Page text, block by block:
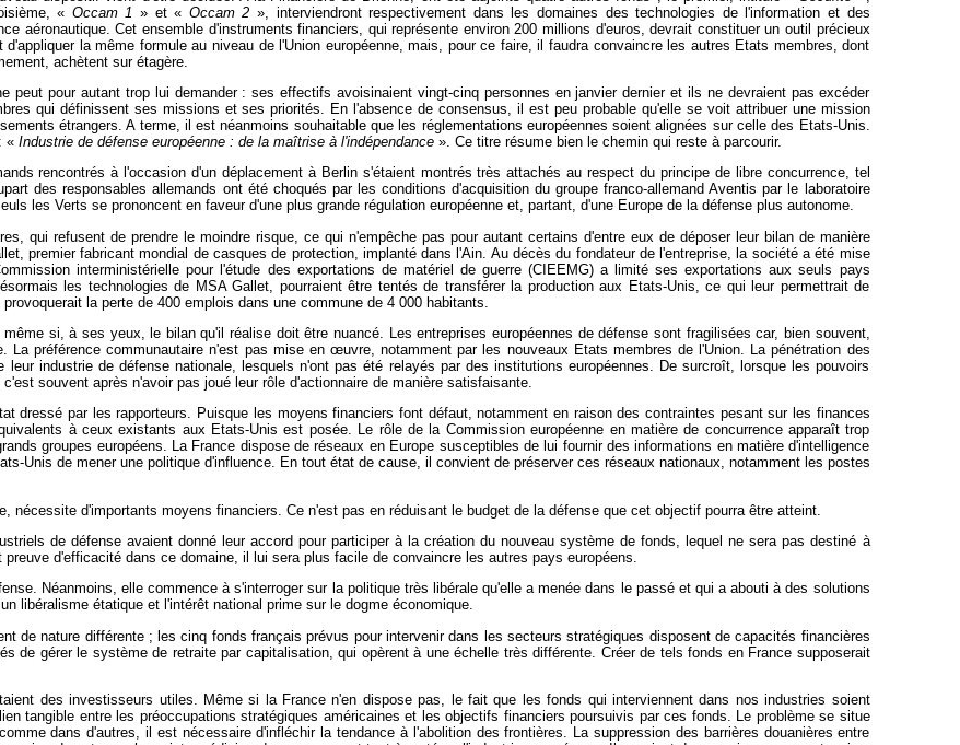
« Occam 1 » et « Occam 2 », interviendront respectivement dans les domaines des technologies de l'information et des
aéronautique. Cet ensemble d'instruments financiers, qui représente environ 200 millions d'euros, devrait constituer un outil précieux
la même formule au niveau de l'Union européenne, mais, pour ce faire, il faudra convaincre les autres Etats membres, dont
achètent sur étagère.
peut pour autant trop lui demander : ses effectifs avoisinaient vingt-cinq personnes en janvier dernier et ils ne devraient pas excéder
qui définissent ses missions et ses priorités. En l'absence de consensus, il est peu probable qu'elle se voit attribuer une mission
étrangers. A terme, il est néanmoins souhaitable que les réglementations européennes soient alignées sur celle des Etats-Unis.
« Industrie de défense européenne : de la maîtrise à l'indépendance». Ce titre résume bien le chemin qui reste à parcourir.
rencontrés à l'occasion d'un déplacement à Berlin s'étaient montrés très attachés au respect du principe de libre concurrence, tel
des responsables allemands ont été choqués par les conditions d'acquisition du groupe franco-allemand Aventis par le laboratoire
les Verts se prononcent en faveur d'une plus grande régulation européenne et, partant, d'une Europe de la défense plus autonome.
qui refusent de prendre le moindre risque, ce qui n'empêche pas pour autant certains d'entre eux de déposer leur bilan de manière
premier fabricant mondial de casques de protection, implanté dans l'Ain. Au décès du fondateur de l'entreprise, la société a été mise
interministérielle pour l'étude des exportations de matériel de guerre (CIEEMG) a limité ses exportations aux seuls pays
les technologies de MSA Gallet, pourraient être tentés de transférer la production aux Etats-Unis, ce qui leur permettrait de
la perte de 400 emplois dans une commune de 4 000 habitants.
si, à ses yeux, le bilan qu'il réalise doit être nuancé. Les entreprises européennes de défense sont fragilisées car, bien souvent,
La préférence communautaire n'est pas mise en œuvre, notamment par les nouveaux Etats membres de l'Union. La pénétration des
industrie de défense nationale, lesquels n'ont pas été relayés par des institutions européennes. De surcroît, lorsque les pouvoirs
souvent après n'avoir pas joué leur rôle d'actionnaire de manière satisfaisante.
dressé par les rapporteurs. Puisque les moyens financiers font défaut, notamment en raison des contraintes pesant sur les finances
à ceux existants aux Etats-Unis est posée. Le rôle de la Commission européenne en matière de concurrence apparaît trop
groupes européens. La France dispose de réseaux en Europe susceptibles de lui fournir des informations en matière d'intelligence
Unis de mener une politique d'influence. En tout état de cause, il convient de préserver ces réseaux nationaux, notamment les postes
nécessite d'importants moyens financiers. Ce n'est pas en réduisant le budget de la défense que cet objectif pourra être atteint.
de défense avaient donné leur accord pour participer à la création du nouveau système de fonds, lequel ne sera pas destiné à
d'efficacité dans ce domaine, il lui sera plus facile de convaincre les autres pays européens.
Néanmoins, elle commence à s'interroger sur la politique très libérale qu'elle a menée dans le passé et qui a abouti à des solutions
libéralisme étatique et l'intérêt national prime sur le dogme économique.
de nature différente ; les cinq fonds français prévus pour intervenir dans les secteurs stratégiques disposent de capacités financières
de gérer le système de retraite par capitalisation, qui opèrent à une échelle très différente. Créer de tels fonds en France supposerait
des investisseurs utiles. Même si la France n'en dispose pas, le fait que les fonds qui interviennent dans nos industries soient
tangible entre les préoccupations stratégiques américaines et les objectifs financiers poursuivis par ces fonds. Le problème se situe
dans d'autres, il est nécessaire d'infléchir la tendance à l'abolition des frontières. La suppression des barrières douanières entre